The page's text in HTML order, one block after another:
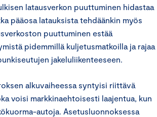
latausverkon puuttuminen hidastaa
pääosa latauksista tehdäänkin myös
puuttuminen estää
pidemmillä kuljetusmatkoilla ja rajaa
jakeluliikenteeseen.
alkuvaiheessa syntyisi riittävä
voisi markkinaehtoisesti laajentua, kun
autoja. Asetusluonnoksessa